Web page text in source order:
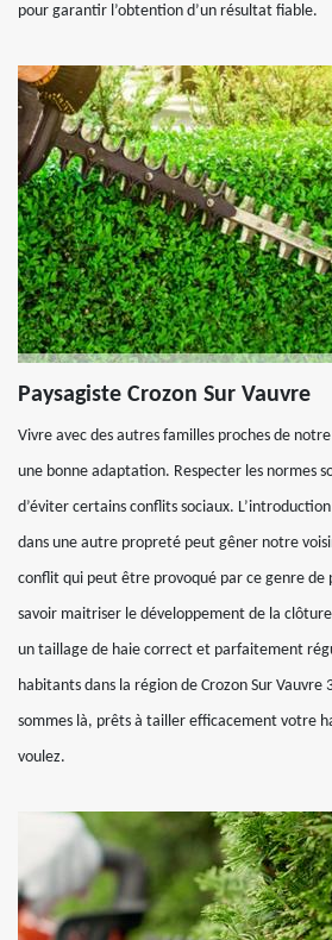
pour garantir l’obtention d’un résultat fiable.
Paysagiste Crozon Sur Vauvre
Vivre avec des autres familles proches de
une bonne adaptation. Respecter les normes
d’éviter certains conflits sociaux.
dans une autre propreté peut gêner notre
conflit qui peut être provoqué par ce genre de
savoir maitriser le développement de la
un taillage de haie correct et parfaitement
habitants dans la région de Crozon Sur Vauvre
sommes là, prêts à tailler efficacement votre
voulez.